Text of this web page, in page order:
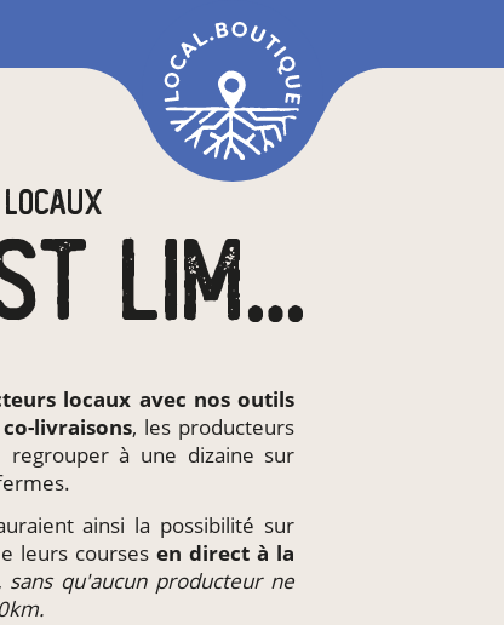
EN CC OUEST LIMOUSIN
locaux avec nos outils
co-livraisons, les producteurs
regrouper à une dizaine sur
ainsi la possibilité sur
leurs coursesen direct à la
sans qu'aucun producteur ne